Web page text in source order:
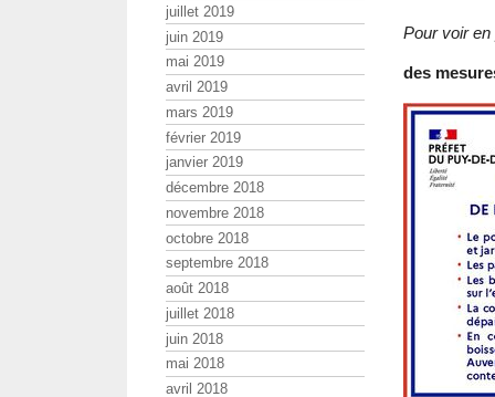
Pour voir
des
juillet 2019
juin 2019
mai 2019
avril 2019
mars 2019
février 2019
janvier 2019
décembre 2018
novembre 2018
octobre 2018
septembre 2018
août 2018
juillet 2018
juin 2018
mai 2018
avril 2018